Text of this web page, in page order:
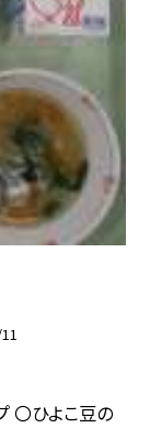
〇ひよこ豆の